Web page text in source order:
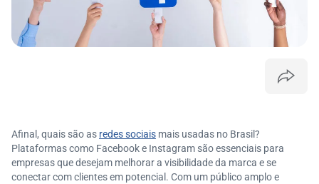
Afinal, quais são as redes sociais mais usadas no Brasil?
Plataformas como Facebook e Instagram são essenciais para
empresas que desejam melhorar a visibilidade da marca e se
conectar com clientes em potencial. Com um público amplo e